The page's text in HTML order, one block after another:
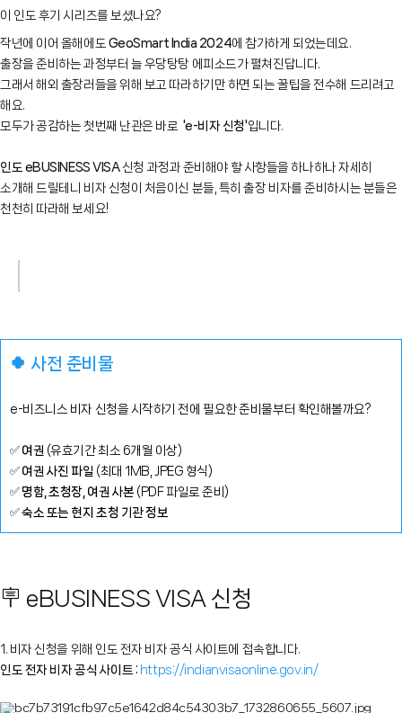
이 인도 후기 시리즈를 보셨나요?
작년에 이어 올해에도 GeoSmart India 2024에 참가하게 되었는데요.
출장을 준비하는 과정부터 늘 우당탕탕 에피소드가 펼쳐진답니다.
그래서 해외 출장러들을 위해 보고 따라하기만 하면 되는 꿀팁을 전수해 드리려고
해요.
모두가 공감하는 첫번째 난관은 바로 'e-비자 신청'입니다.
인도 eBUSINESS VISA신청 과정과 준비해야 할 사항들을 하나하나 자세히
소개해 드릴테니 비자 신청이 처음이신 분들, 특히 출장 비자를 준비하시는 분들은
천천히 따라해 보세요!
🍀 사전 준비물
e-비즈니스 비자 신청을 시작하기 전에 필요한 준비물부터 확인해볼까요?
✅ 여권 (유효기간 최소 6개월 이상)
✅ 여권 사진 파일 (최대 1MB, JPEG 형식)
✅ 명함, 초청장, 여권 사본 (PDF 파일로 준비)
✅숙소 또는 현지 초청 기관 정보
🪧 eBUSINESS VISA 신청
1. 비자 신청을 위해 인도 전자 비자 공식 사이트에 접속합니다.
인도 전자 비자 공식 사이트 : https://indianvisaonline.gov.in/